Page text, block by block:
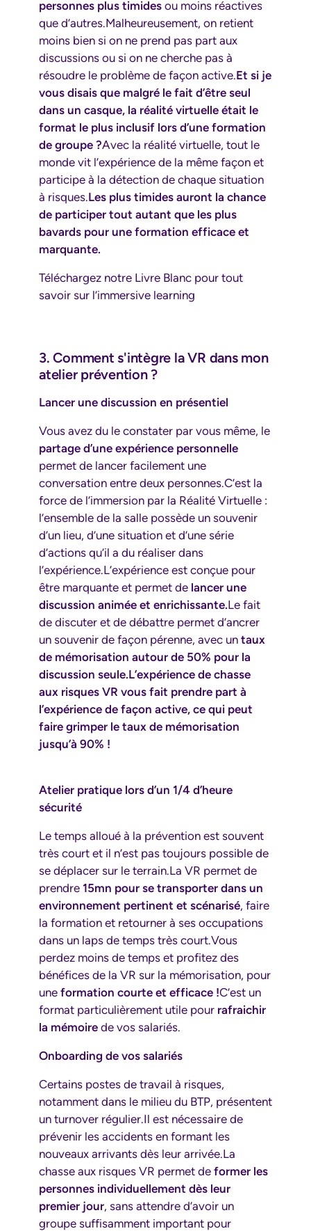
personnes plus timides ou moins réactives
que d’autres.Malheureusement, on retient
moins bien si on ne prend pas part aux
discussions ou si on ne cherche pas à
résoudre le problème de façon active.Et si je
vous disais que malgré le fait d’être seul
dans un casque, la réalité virtuelle était le
format le plus inclusif lors d’une formation
de groupe ?Avec la réalité virtuelle, tout le
monde vit l’expérience de la même façon et
participe à la détection de chaque situation
à risques.Les plus timides auront la chance
de participer tout autant que les plus
bavards pour une formation efficace et
marquante.
Téléchargez notre Livre Blanc pour tout
savoir sur l’immersive learning
3. Comment s'intègre la VR dans mon
atelier prévention ?
Lancer une discussion en présentiel
Vous avez du le constater par vous même, le
partage d’une expérience personnelle
permet de lancer facilement une
conversation entre deux personnes.C’est la
force de l’immersion par la Réalité Virtuelle :
l’ensemble de la salle possède un souvenir
d’un lieu, d’une situation et d’une série
d’actions qu’il a du réaliser dans
l’expérience.L’expérience est conçue pour
être marquante et permet de lancer une
discussion animée et enrichissante.Le fait
de discuter et de débattre permet d’ancrer
un souvenir de façon pérenne, avec un taux
de mémorisation autour de 50% pour la
discussion seule.L’expérience de chasse
aux risques VR vous fait prendre part à
l’expérience de façon active, ce qui peut
faire grimper le taux de mémorisation
jusqu’à 90% !
Atelier pratique lors d’un 1/4 d’heure
sécurité
Le temps alloué à la prévention est souvent
très court et il n’est pas toujours possible de
se déplacer sur le terrain.La VR permet de
prendre 15mn pour se transporter dans un
environnement pertinent et scénarisé, faire
la formation et retourner à ses occupations
dans un laps de temps très court.Vous
perdez moins de temps et profitez des
bénéfices de la VR sur la mémorisation, pour
une formation courte et efficace !C’est un
format particulièrement utile pour rafraichir
la mémoire de vos salariés.
Onboarding de vos salariés
Certains postes de travail à risques,
notamment dans le milieu du BTP, présentent
un turnover régulier.Il est nécessaire de
prévenir les accidents en formant les
nouveaux arrivants dès leur arrivée.La
chasse aux risques VR permet de former les
personnes individuellement dès leur
premier jour, sans attendre d’avoir un
groupe suffisamment important pour